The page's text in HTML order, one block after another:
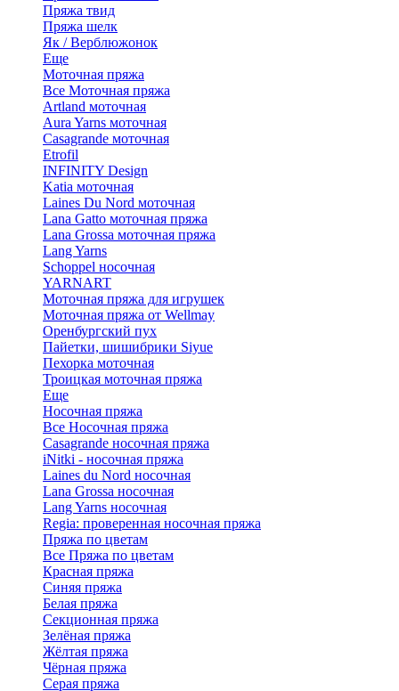
Пряжа твид
Пряжа шелк
Як / Верблюжонок
Еще
Моточная пряжа
Все Моточная пряжа
Artland моточная
Aura Yarns моточная
Casagrande моточная
Etrofil
INFINITY Design
Katia моточная
Laines Du Nord моточная
Lana Gatto моточная пряжа
Lana Grossa моточная пряжа
Lang Yarns
Schoppel носочная
YARNART
Моточная пряжа для игрушек
Моточная пряжа от Wellmay
Оренбургский пух
Пайетки, шишибрики Siyue
Пехорка моточная
Троицкая моточная пряжа
Еще
Носочная пряжа
Все Носочная пряжа
Casagrande носочная пряжа
iNitki - носочная пряжа
Laines du Nord носочная
Lana Grossa носочная
Lang Yarns носочная
Regia: проверенная носочная пряжа
Пряжа по цветам
Все Пряжа по цветам
Красная пряжа
Синяя пряжа
Белая пряжа
Секционная пряжа
Зелёная пряжа
Жёлтая пряжа
Чёрная пряжа
Серая пряжа